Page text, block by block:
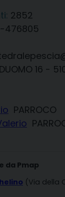
2852
476805
16 -
PARROCO
da Pmap
(Via della